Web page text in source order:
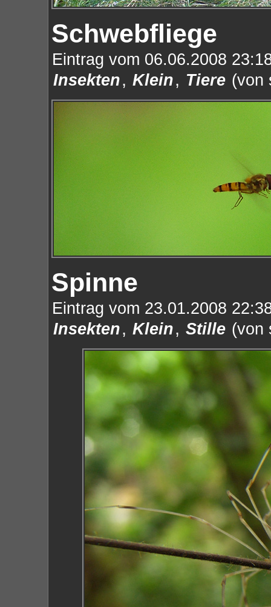
Schwebfliege
Eintrag vom 06.06.2008
Insekten, Klein, Tiere (von
Spinne
Eintrag vom 23.01.2008
Insekten, Klein, Stille (von